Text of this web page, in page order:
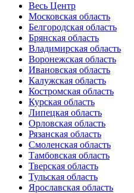
Весь Центр
Московская область
Белгородская область
Брянская область
Владимирская область
Воронежская область
Ивановская область
Калужская область
Костромская область
Курская область
Липецкая область
Орловская область
Рязанская область
Смоленская область
Тамбовская область
Тверская область
Тульская область
Ярославская область